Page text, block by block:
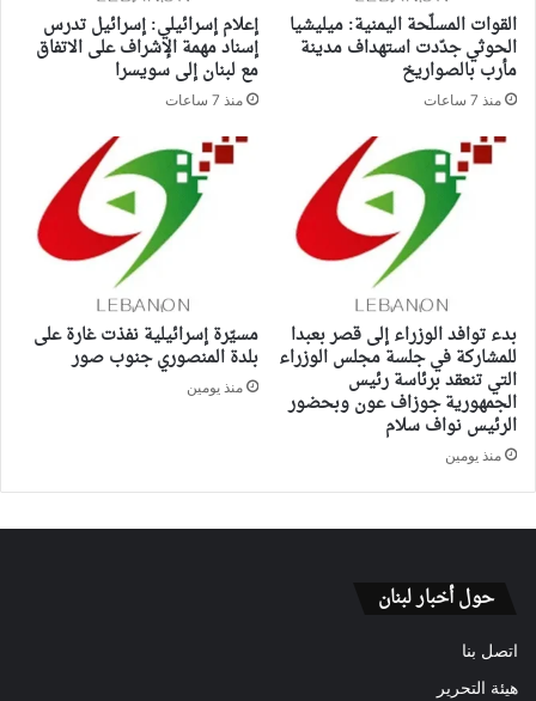
القوات المسلّحة اليمنية: ميليشيا
الحوثي جدّدت استهداف مدينة
مأرب بالصواريخ
منذ 7 ساعات
إعلام إسرائيلي: إسرائيل تدرس
إسناد مهمة الإشراف على الاتفاق
مع لبنان إلى سويسرا
منذ 7 ساعات
بدء توافد الوزراء إلى قصر بعبدا
للمشاركة في جلسة مجلس الوزراء
التي تنعقد برئاسة رئيس
الجمهورية جوزاف عون وبحضور
الرئيس نواف سلام
منذ يومين
مسيّرة إسرائيلية نفذت غارة على
بلدة المنصوري جنوب صور
منذ يومين
حول أخبار لبنان
اتصل بنا
هيئة التحرير